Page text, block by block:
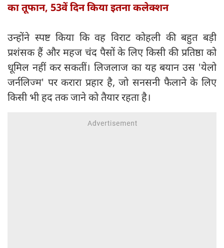
का तूफान, 53वें दिन किया इतना कलेक्शन
उन्होंने स्पष्ट किया कि वह विराट कोहली की बहुत बड़ी
प्रशंसक हैं और महज चंद पैसों के लिए किसी की प्रतिष्ठा को
धूमिल नहीं कर सकतीं। लिजलाज का यह बयान उस 'येलो
जर्नलिज्म' पर करारा प्रहार है, जो सनसनी फैलाने के लिए
किसी भी हद तक जाने को तैयार रहता है।